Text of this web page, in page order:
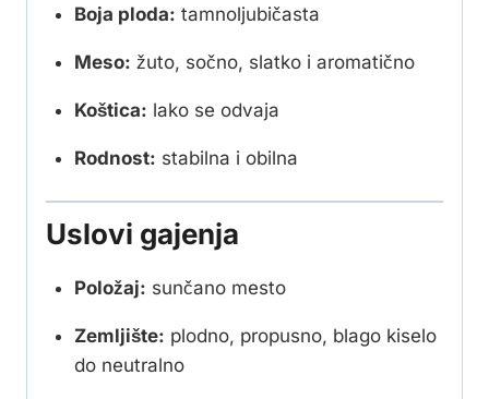
Boja ploda: tamnoljubičasta
Meso: žuto, sočno, slatko i aromatično
Koštica: lako se odvaja
Rodnost: stabilna i obilna
Uslovi gajenja
Položaj: sunčano mesto
Zemljište: plodno, propusno, blago kiselo
do neutralno